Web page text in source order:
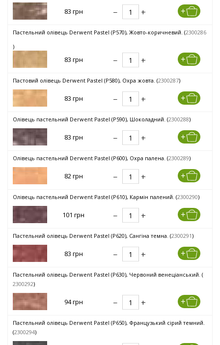
83 грн
Пастельний олівець Derwent Pastel (P570), Жовто-коричневий. (2300286
)
83 грн
Пастовий олівець Derwent Pastel (P580), Охра жовта. (2300287)
83 грн
Олівець пастельний Derwent Pastel (P590), Шоколадний. (2300288)
83 грн
Олівець пастельний Derwent Pastel (P600), Охра палена. (2300289)
82 грн
Олівець пастельний Derwent Pastel (P610), Кармін палений. (2300290)
101 грн
Пастельний олівець Derwent Pastel (P620), Сангіна темна. (2300291)
83 грн
Пастельний олівець Derwent Pastel (P630), Червоний венеціанський. (
2300292)
94 грн
Пастельний олівець Derwent Pastel (P650), Французький сірий темний.
(2300294)